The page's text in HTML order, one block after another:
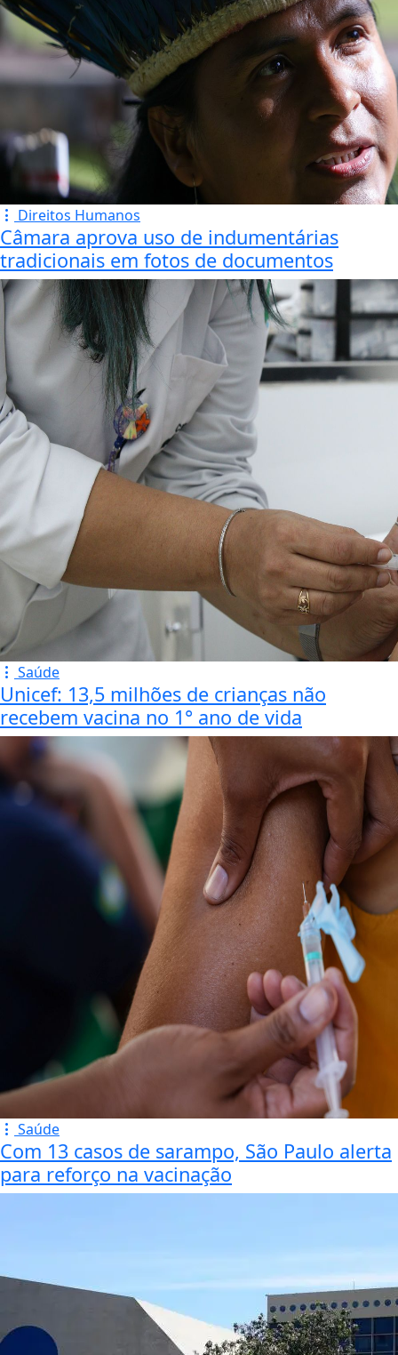
Direitos Humanos
Câmara aprova uso de indumentárias
tradicionais em fotos de documentos
Saúde
Unicef: 13,5 milhões de crianças não
recebem vacina no 1° ano de vida
Saúde
Com 13 casos de sarampo, São Paulo alerta
para reforço na vacinação